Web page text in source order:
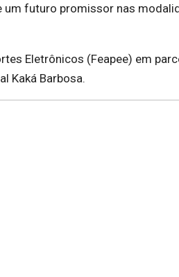
um futuro promissor nas
Eletrônicos (Feapee) em
Kaká Barbosa.